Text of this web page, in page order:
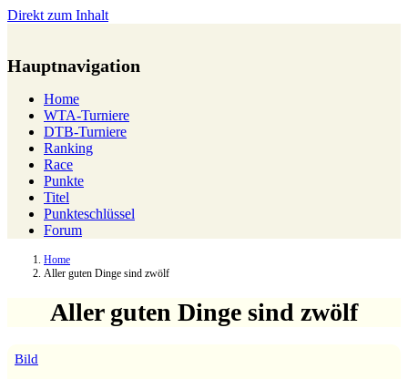
Direkt zum Inhalt
Hauptnavigation
Home
WTA-Turniere
DTB-Turniere
Ranking
Race
Punkte
Titel
Punkteschlüssel
Forum
Home
Aller guten Dinge sind zwölf
Aller guten Dinge sind zwölf
Bild